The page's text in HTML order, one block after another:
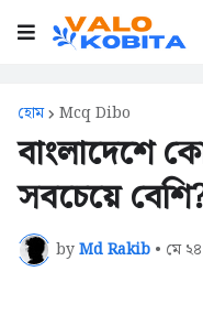
হোম Mcq Dibo
বাংলাদেশে
সবচেয়ে
byMd Rakib • মে